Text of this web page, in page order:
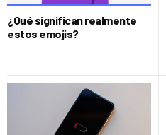
¿Qué significan realmente
estos emojis?